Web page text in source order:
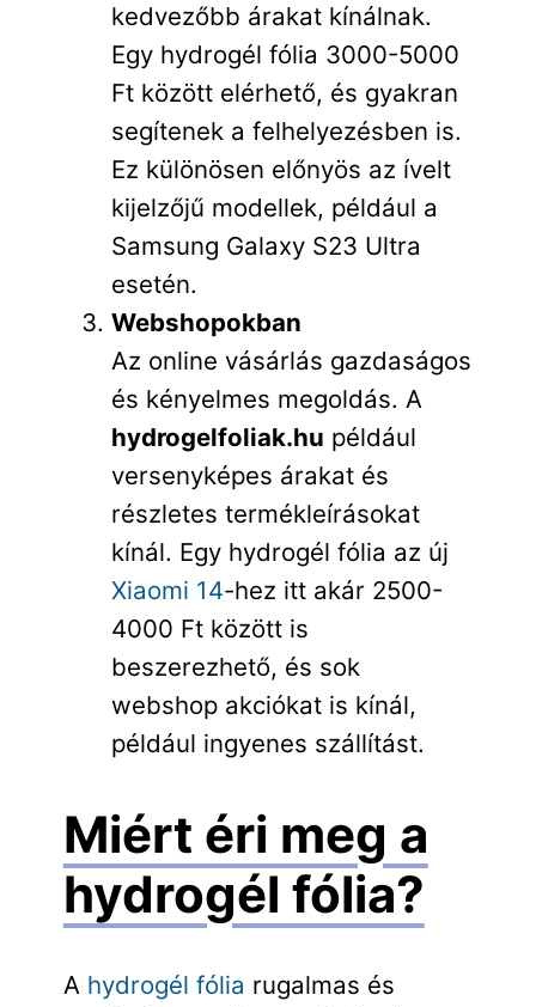
kedvezőbb árakat kínálnak.
Egy hydrogél fólia 3000-5000
Ft között elérhető, és gyakran
segítenek a felhelyezésben is.
Ez különösen előnyös az ívelt
kijelzőjű modellek, például a
Samsung Galaxy S23 Ultra
esetén.
Webshopokban
Az online vásárlás gazdaságos
és kényelmes megoldás. A
hydrogelfoliak.hu például
versenyképes árakat és
részletes termékleírásokat
kínál. Egy hydrogél fólia az új
Xiaomi 14-hez itt akár 2500-
4000 Ft között is
beszerezhető, és sok
webshop akciókat is kínál,
például ingyenes szállítást.
Miért éri meg a
hydrogél fólia?
A hydrogél fólia rugalmas és